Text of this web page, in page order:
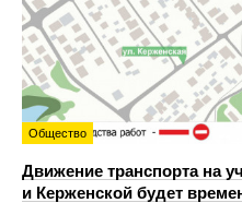
Общество
Движение транспорта на
и Керженской будет